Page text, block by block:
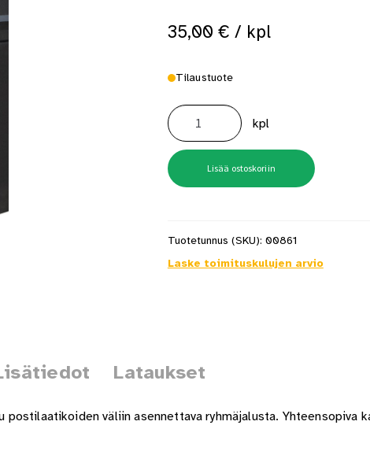
35,00 € / kpl
Tilaustuote
BOBI
LINK
zn,
sinkitty
postilaatikon
jalusta
määrä
kpl
Lisää ostoskoriin
Tuotetunnus (SKU): 00861
Laske toimituskulujen arvio
Lataukset
väliin asennettava ryhmäjalusta. Yhteensopiva